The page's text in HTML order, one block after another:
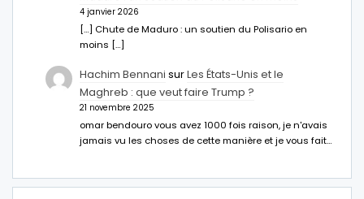
4 janvier 2026
[…] Chute de Maduro : un soutien du Polisario en
moins […]
Hachim Bennani surLes États-Unis et le
Maghreb : que veut faire Trump ?
21 novembre 2025
omar bendouro vous avez 1000 fois raison, je n'avais
jamais vu les choses de cette manière et je vous fait…